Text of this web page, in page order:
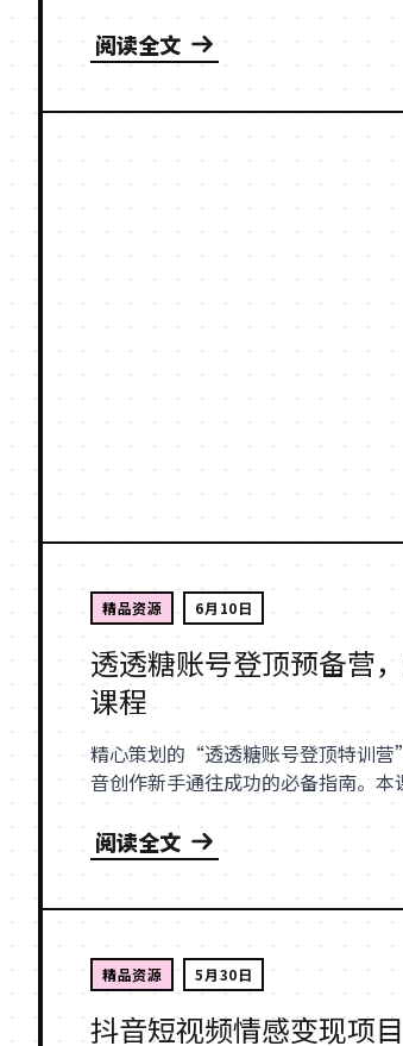
阅读全文
精品资源 6月10日
透透糖账号登顶预备营
课程
精心策划的“透透糖账号登顶特训
音创作新手通往成功的必备指南。本
阅读全文
精品资源 5月30日
抖音短视频情感变现项